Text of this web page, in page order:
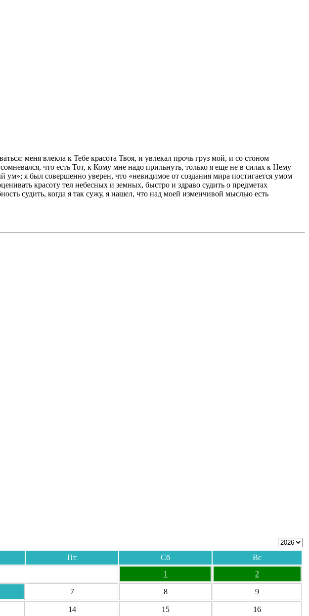
меня влекла к Тебе красота Твоя, и увлекал прочь груз мой, и со стоном
что есть Тот, к Кому мне надо прильнуть, только я еще не в силах к Нему
я был совершенно уверен, что «невидимое от создания мира постигается умом
красоту тел небесных и земных, быстро и здраво судить о предметах
судить, когда я так сужу, я нашел, что над моей изменчивой мыслью есть
Пт Сб
Вс
1
2
7 8 9
14 15 16